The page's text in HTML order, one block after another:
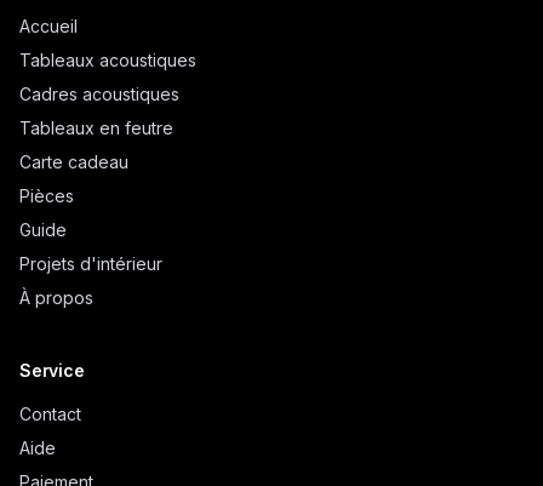
Accueil
Tableaux acoustiques
Cadres acoustiques
Tableaux en feutre
Carte cadeau
Pièces
Guide
Projets d'intérieur
À propos
Service
Contact
Aide